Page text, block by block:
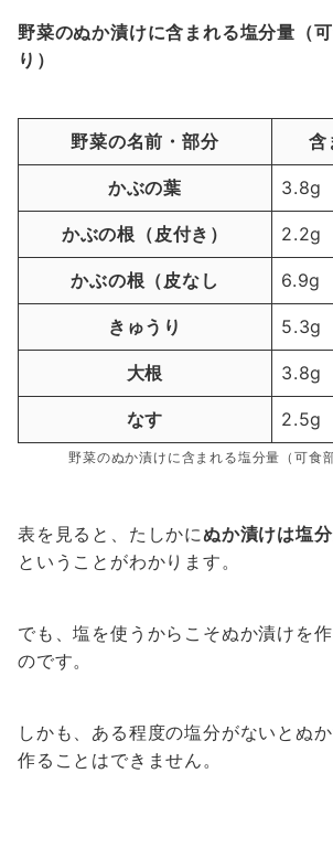
野菜のぬか漬けに含まれる塩分量（
り）
野菜の名前・部分 含
かぶの葉 3.8g
かぶの根（皮付き） 2.2g
かぶの根（皮なし 6.9g
きゅうり 5.3g
大根 3.8g
なす 2.5g
野菜のぬか漬けに含まれる塩分量（可食
表を見ると、たしかにぬか漬けは塩
ということがわかります。
でも、塩を使うからこそぬか漬けを
のです。
しかも、ある程度の塩分がないとぬ
作ることはできません。